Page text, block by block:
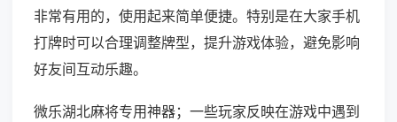
非常有用的，使用起来简单便捷。特别是在大家手机
打牌时可以合理调整牌型，提升游戏体验，避免影响
好友间互动乐趣。
微乐湖北麻将专用神器；一些玩家反映在游戏中遇到